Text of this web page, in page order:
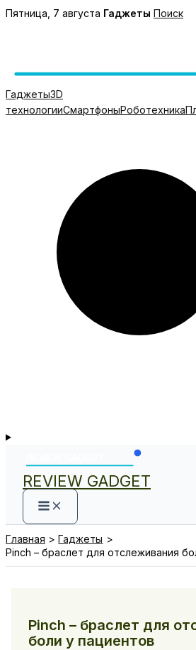
Перейти
Пятница, 7 августа Гаджеты Поиск
Гаджеты3D
технологииСмартфоныРоботехника
REVIEW GADGET
Главная
Гаджеты
Pinch – браслет для отслеживания
Pinch – браслет для
боли у пациентов